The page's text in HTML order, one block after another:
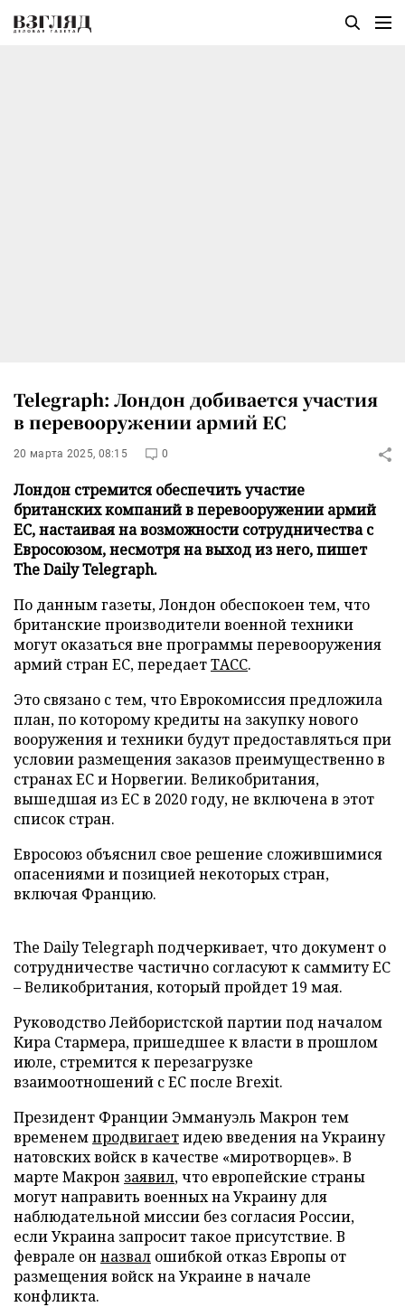
Telegraph: Лондон добивается участия
в перевооружении армий ЕС
20 марта 2025, 08:15 0
Лондон стремится обеспечить участие
британских компаний в перевооружении армий
ЕС, настаивая на возможности сотрудничества с
Евросоюзом, несмотря на выход из него, пишет
The Daily Telegraph.
По данным газеты, Лондон обеспокоен тем, что
британские производители военной техники
могут оказаться вне программы перевооружения
армий стран ЕС, передаетТАСС.
Это связано с тем, что Еврокомиссия предложила
план, по которому кредиты на закупку нового
вооружения и техники будут предоставляться при
условии размещения заказов преимущественно в
странах ЕС и Норвегии. Великобритания,
вышедшая из ЕС в 2020 году, не включена в этот
список стран.
Евросоюз объяснил свое решение сложившимися
опасениями и позицией некоторых стран,
включая Францию.
The Daily Telegraph подчеркивает, что документ о
сотрудничестве частично согласуют к саммиту ЕС
– Великобритания, который пройдет 19 мая.
Руководство Лейбористской партии под началом
Кира Стармера, пришедшее к власти в прошлом
июле, стремится к перезагрузке
взаимоотношений с ЕС после Brexit.
Президент Франции Эммануэль Макрон тем
временемпродвигаетидею введения на Украину
натовских войск в качестве «миротворцев». В
марте Макрон заявил, что европейские страны
могут направить военных на Украину для
наблюдательной миссии без согласия России,
если Украина запросит такое присутствие. В
феврале он назвал ошибкой отказ Европы от
размещения войск на Украине в начале
конфликта.